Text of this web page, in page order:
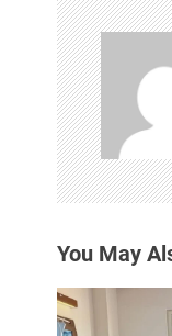
g
e
z
i
n
e
s
You May